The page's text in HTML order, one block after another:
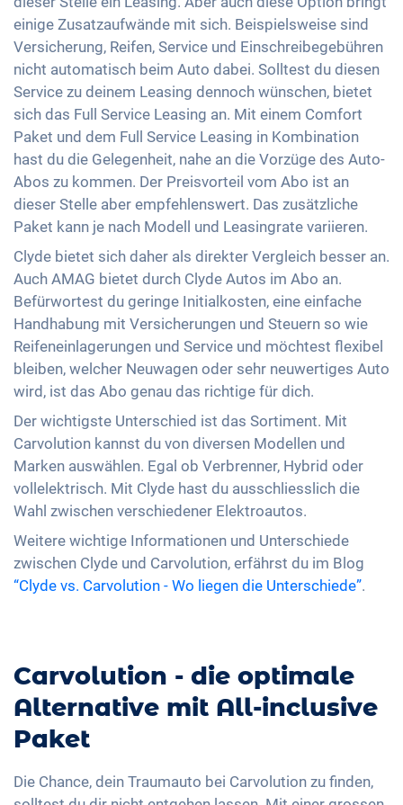
einige Zusatzaufwände mit sich. Beispielsweise sind
Versicherung, Reifen, Service und Einschreibegebühren
nicht automatisch beim Auto dabei. Solltest du diesen
Service zu deinem Leasing dennoch wünschen, bietet
sich das Full Service Leasing an. Mit einem Comfort
Paket und dem Full Service Leasing in Kombination
hast du die Gelegenheit, nahe an die Vorzüge des Auto-
Abos zu kommen. Der Preisvorteil vom Abo ist an
dieser Stelle aber empfehlenswert. Das zusätzliche
Paket kann je nach Modell und Leasingrate variieren.
Clyde bietet sich daher als direkter Vergleich besser an.
Auch AMAG bietet durch Clyde Autos im Abo an.
Befürwortest du geringe Initialkosten, eine einfache
Handhabung mit Versicherungen und Steuern so wie
Reifeneinlagerungen und Service und möchtest flexibel
bleiben, welcher Neuwagen oder sehr neuwertiges Auto
wird, ist das Abo genau das richtige für dich.
Der wichtigste Unterschied ist das Sortiment. Mit
Carvolution kannst du von diversen Modellen und
Marken auswählen. Egal ob Verbrenner, Hybrid oder
vollelektrisch. Mit Clyde hast du ausschliesslich die
Wahl zwischen verschiedener Elektroautos.
Weitere wichtige Informationen und Unterschiede
zwischen Clyde und Carvolution, erfährst du im Blog
“Clyde vs. Carvolution - Wo liegen die Unterschiede”.
Carvolution - die optimale
Alternative mit All-inclusive
Paket
Die Chance, dein Traumauto bei Carvolution zu finden,